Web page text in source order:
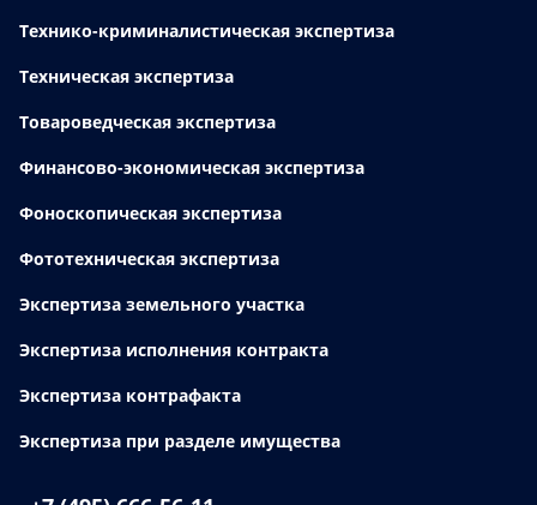
Технико-криминалистическая экспертиза
Техническая экспертиза
Товароведческая экспертиза
Финансово-экономическая экспертиза
Фоноскопическая экспертиза
Фототехническая экспертиза
Экспертиза земельного участка
Экспертиза исполнения контракта
Экспертиза контрафакта
Экспертиза при разделе имущества